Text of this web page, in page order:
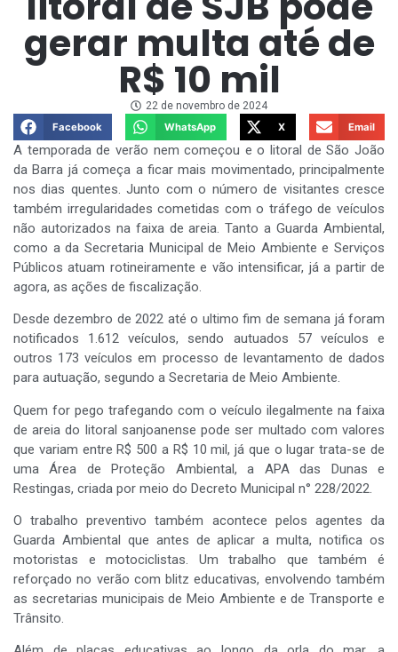
gerar multa até de
R$ 10 mil
22 de novembro de 2024
Facebook
WhatsApp X Email
A temporada de verão nem começou e o litoral de São João
da Barra já começa a ficar mais movimentado, principalmente
nos dias quentes. Junto com o número de visitantes cresce
também irregularidades cometidas com o tráfego de veículos
não autorizados na faixa de areia. Tanto a Guarda Ambiental,
como a da Secretaria Municipal de Meio Ambiente e Serviços
Públicos atuam rotineiramente e vão intensificar, já a partir de
agora, as ações de fiscalização.
Desde dezembro de 2022 até o ultimo fim de semana já foram
notificados 1.612 veículos, sendo autuados 57 veículos e
outros 173 veículos em processo de levantamento de dados
para autuação, segundo a Secretaria de Meio Ambiente.
Quem for pego trafegando com o veículo ilegalmente na faixa
de areia do litoral sanjoanense pode ser multado com valores
que variam entre R$ 500 a R$ 10 mil, já que o lugar trata-se de
uma Área de Proteção Ambiental, a APA das Dunas e
Restingas, criada por meio do Decreto Municipal n° 228/2022.
O trabalho preventivo também acontece pelos agentes da
Guarda Ambiental que antes de aplicar a multa, notifica os
motoristas e motociclistas. Um trabalho que também é
reforçado no verão com blitz educativas, envolvendo também
as secretarias municipais de Meio Ambiente e de Transporte e
Trânsito.